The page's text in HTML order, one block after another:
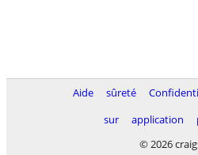
Aide sûreté
sur
application
© 2026